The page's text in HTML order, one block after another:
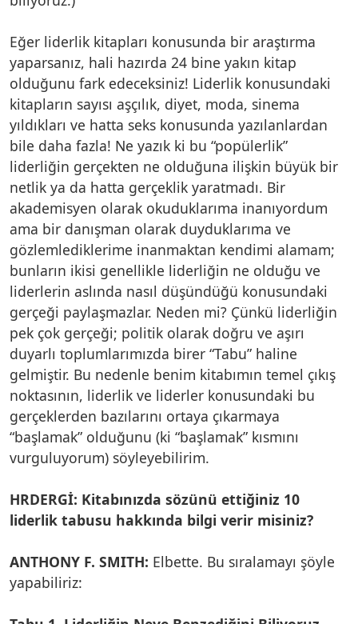
Eğer liderlik kitapları konusunda bir araştırma
yaparsanız, hali hazırda 24 bine yakın kitap
olduğunu fark edeceksiniz! Liderlik konusundaki
kitapların sayısı aşçılık, diyet, moda, sinema
yıldıkları ve hatta seks konusunda yazılanlardan
bile daha fazla! Ne yazık ki bu “popülerlik”
liderliğin gerçekten ne olduğuna ilişkin büyük bir
netlik ya da hatta gerçeklik yaratmadı. Bir
akademisyen olarak okuduklarıma inanıyordum
ama bir danışman olarak duyduklarıma ve
gözlemlediklerime inanmaktan kendimi alamam;
bunların ikisi genellikle liderliğin ne olduğu ve
liderlerin aslında nasıl düşündüğü konusundaki
gerçeği paylaşmazlar. Neden mi? Çünkü liderliğin
pek çok gerçeği; politik olarak doğru ve aşırı
duyarlı toplumlarımızda birer “Tabu” haline
gelmiştir. Bu nedenle benim kitabımın temel çıkış
noktasının, liderlik ve liderler konusundaki bu
gerçeklerden bazılarını ortaya çıkarmaya
“başlamak” olduğunu (ki “başlamak” kısmını
vurguluyorum) söyleyebilirim.
HRDERGİ: Kitabınızda sözünü ettiğiniz 10
liderlik tabusu hakkında bilgi verir misiniz?
ANTHONY F. SMITH: Elbette. Bu sıralamayı şöyle
yapabiliriz: